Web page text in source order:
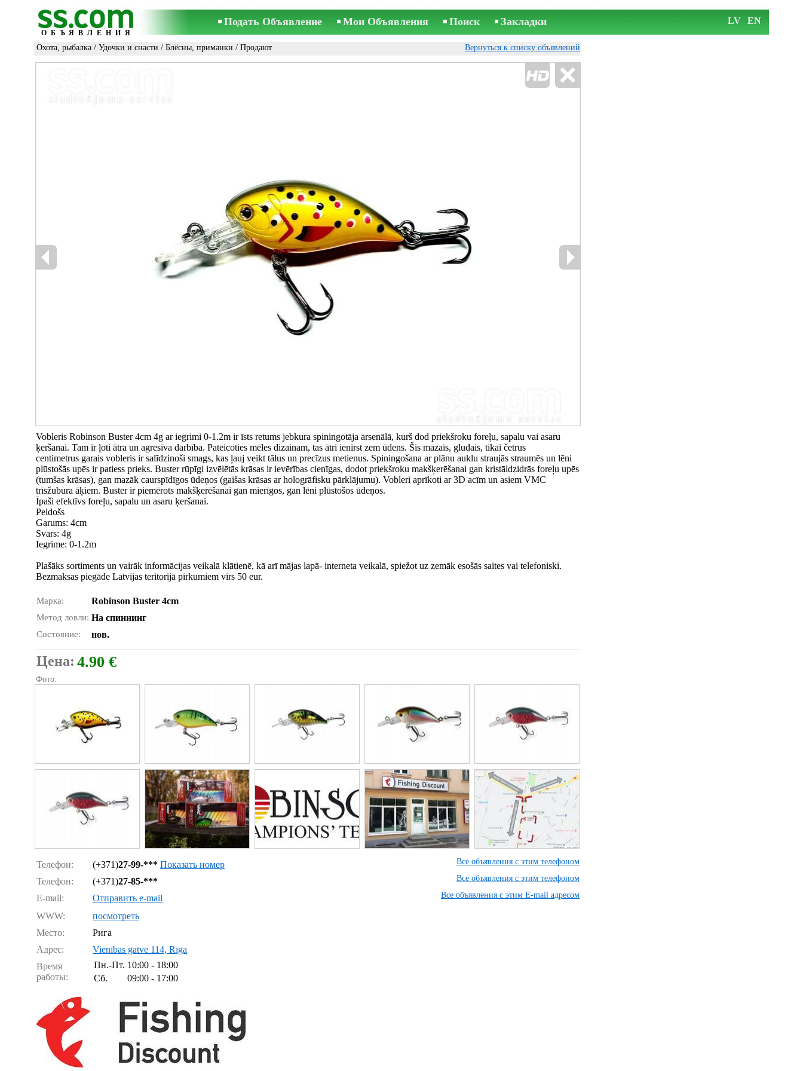
ОБЪЯВЛЕНИЯ
Подать Объявление Мои Объявления Поиск Закладки LV EN
Охота, рыбалка / Удочки и снасти / Блёсны, приманки / Продают Вернуться к списку объявлений
Vobleris Robinson Buster 4cm 4g ar iegrimi 0-1.2m ir īsts retums jebkura spiningotāja arsenālā, kurš dod priekšroku foreļu, sapalu vai asaru
ķeršanai. Tam ir ļoti ātra un agresīva darbība. Pateicoties mēles dizainam, tas ātri ienirst zem ūdens. Šis mazais, gludais, tikai četrus
centimetrus garais vobleris ir salīdzinoši smags, kas ļauj veikt tālus un precīzus metienus. Spiningošana ar plānu auklu straujās straumēs un lēni
plūstošās upēs ir patiess prieks. Buster rūpīgi izvēlētās krāsas ir ievērības cienīgas, dodot priekšroku makšķerēšanai gan kristāldzidrās foreļu upēs
(tumšas krāsas), gan mazāk caurspīdīgos ūdeņos (gaišas krāsas ar hologrāfisku pārklājumu). Vobleri aprīkoti ar 3D acīm un asiem VMC
trīsžubura āķiem. Buster ir piemērots makšķerēšanai gan mierīgos, gan lēni plūstošos ūdeņos.
Īpaši efektīvs foreļu, sapalu un asaru ķeršanai.
Peldošs
Garums: 4cm
Svars: 4g
Iegrime: 0-1.2m
Plašāks sortiments un vairāk informācijas veikalā klātienē, kā arī mājas lapā- interneta veikalā, spiežot uz zemāk esošās saites vai telefoniski.
Bezmaksas piegāde Latvijas teritorijā pirkumiem virs 50 eur.
Марка: Robinson Buster 4cm
Метод ловли: На спиннинг
Состояние: нов.
Цена: 4.90 €
Фото:
Телефон: (+371)27-99-*** Показать номер Все объявления с этим телефоном
Телефон: (+371)27-85-*** Все объявления с этим телефоном
E-mail: Отправить e-mail Все объявления с этим E-mail адресом
WWW:
посмотреть
Место:
Рига
Адрес:
Vienības gatve 114, Rīga
Время
работы:
Пн.-Пт. 10:00 - 18:00
Сб.
09:00 - 17:00